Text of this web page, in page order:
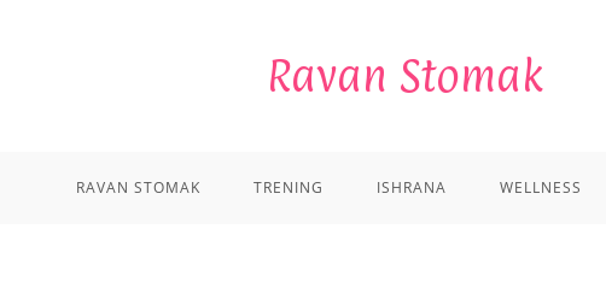
Ravan Stomak
RAVAN STOMAK TRENING ISHRANA WELLNESS